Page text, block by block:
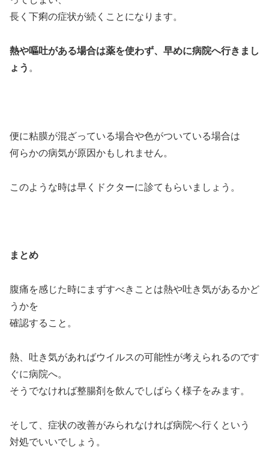
長く下痢の症状が続くことになります。
熱や嘔吐がある場合は薬を使わず、早めに病院へ行きまし
ょう 。
便に粘膜が混ざっている場合や色がついている場合は
何らかの病気が原因かもしれません。
このような時は早くドクターに診てもらいましょう。
まとめ
腹痛を感じた時にまずすべきことは熱や吐き気があるかど
うかを
確認すること。
熱、吐き気があればウイルスの可能性が考えられるのです
ぐに病院へ。
そうでなければ整腸剤を飲んでしばらく様子をみます。
そして、症状の改善がみられなければ病院へ行くという
対処でいいでしょう。